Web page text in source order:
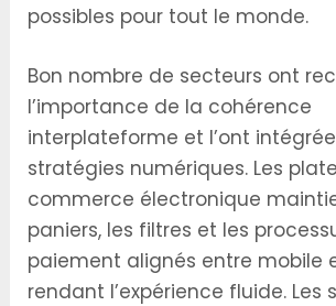
possibles pour tout le monde.
Bon nombre de secteurs ont
l’importance de la cohérence
interplateforme et l’ont
stratégies numériques. Les
commerce électronique
paniers, les filtres et les
paiement alignés entre mobile
rendant l’expérience fluide. Les